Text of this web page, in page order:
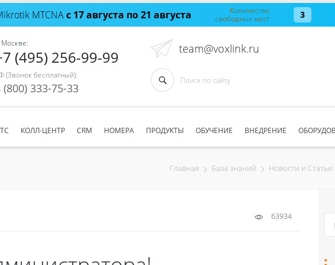
MTCNAс 17 августа по 21 августа
Количество
свободных мест
3
(495) 256-99-99
(Звонок бесплатный):
(800) 333-75-33
team@voxlink.ru
КОЛЛ-ЦЕНТР CRM НОМЕРА ПРОДУКТЫ ОБУЧЕНИЕ ВНЕДРЕНИЕ
Главная База знаний Новости и Статьи
63934